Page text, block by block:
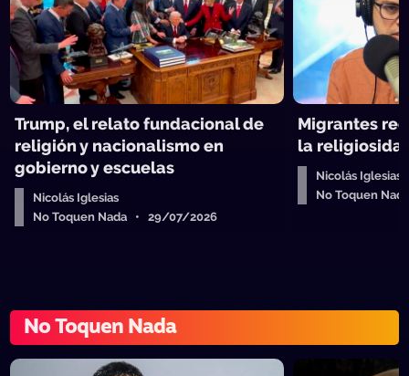
Trump, el relato fundacional de
religión y nacionalismo en
gobierno y escuelas
Nicolás Iglesias
No Toquen Nada • 29/07/2026
Migrantes
la
Nicolás Iglesias
No Toquen
No Toquen Nada